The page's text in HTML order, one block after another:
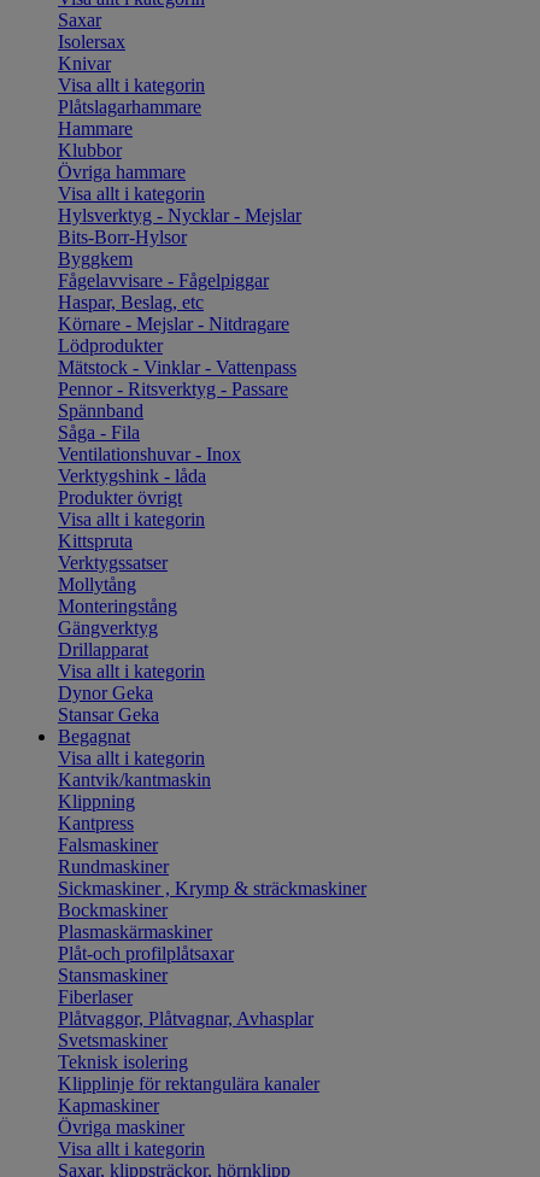
Saxar
Isolersax
Knivar
Visa allt i kategorin
Plåtslagarhammare
Hammare
Klubbor
Övriga hammare
Visa allt i kategorin
Hylsverktyg - Nycklar - Mejslar
Bits-Borr-Hylsor
Byggkem
Fågelavvisare - Fågelpiggar
Haspar, Beslag, etc
Körnare - Mejslar - Nitdragare
Lödprodukter
Mätstock - Vinklar - Vattenpass
Pennor - Ritsverktyg - Passare
Spännband
Såga - Fila
Ventilationshuvar - Inox
Verktygshink - låda
Produkter övrigt
Visa allt i kategorin
Kittspruta
Verktygssatser
Mollytång
Monteringstång
Gängverktyg
Drillapparat
Visa allt i kategorin
Dynor Geka
Stansar Geka
Begagnat
Visa allt i kategorin
Kantvik/kantmaskin
Klippning
Kantpress
Falsmaskiner
Rundmaskiner
Sickmaskiner , Krymp & sträckmaskiner
Bockmaskiner
Plasmaskärmaskiner
Plåt-och profilplåtsaxar
Stansmaskiner
Fiberlaser
Plåtvaggor, Plåtvagnar, Avhasplar
Svetsmaskiner
Teknisk isolering
Klipplinje för rektangulära kanaler
Kapmaskiner
Övriga maskiner
Visa allt i kategorin
Saxar, klippsträckor, hörnklipp